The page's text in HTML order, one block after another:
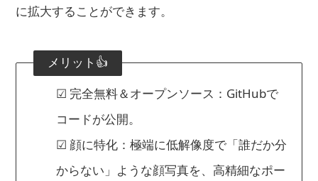
に拡大することができます。
メリット👍
☑ 完全無料＆オープンソース：GitHubで
コードが公開。
☑ 顔に特化：極端に低解像度で「誰だか分
からない」ような顔写真を、高精細なポー